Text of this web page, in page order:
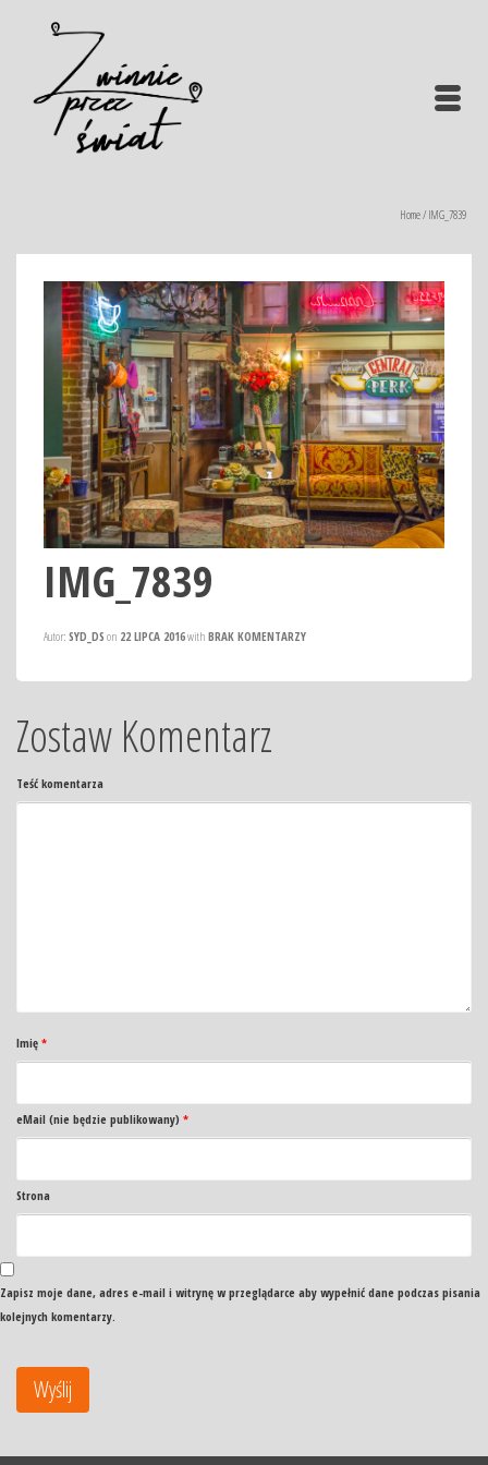
Home/ IMG_7839
IMG_7839
Autor: SYD_DS on 22 LIPCA 2016with BRAK KOMENTARZY
Zostaw Komentarz
Teść komentarza
Imię *
eMail (nie będzie publikowany) *
Strona
Zapisz moje dane, adres e-mail i witrynę w przeglądarce aby wypełnić dane podczas pisania
kolejnych komentarzy.